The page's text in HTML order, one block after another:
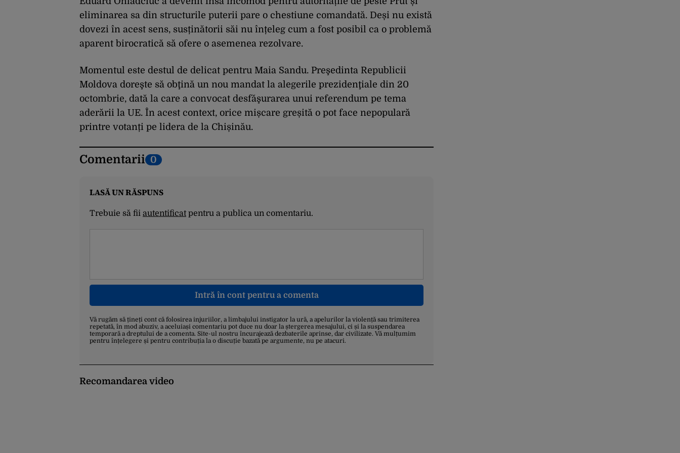
eliminarea sa din structurile puterii pare o chestiune comandată. Deși nu există
dovezi în acest sens, susținătorii săi nu înțeleg cum a fost posibil ca o problemă
aparent birocratică să ofere o asemenea rezolvare.
Momentul este destul de delicat pentru Maia Sandu. Preşedinta Republicii
Moldova doreşte să obţină un nou mandat la alegerile prezidenţiale din 20
octombrie, dată la care a convocat desfăşurarea unui referendum pe tema
aderării la UE. În acest context, orice mișcare greșită o pot face nepopulară
printre votanți pe lidera de la Chișinău.
Comentarii 0
LASĂ UN RĂSPUNS
Trebuie să fii autentificatpentru a publica un comentariu.
Intră în cont pentru a comenta
Vă rugăm să țineți cont că folosirea injuriilor, a limbajului instigator la ură, a apelurilor la violență sau trimiterea
repetată, în mod abuziv, a aceluiași comentariu pot duce nu doar la ștergerea mesajului, ci și la suspendarea
temporară a dreptului de a comenta. Site-ul nostru încurajează dezbaterile aprinse, dar civilizate. Vă mulțumim
pentru înțelegere și pentru contribuția la o discuție bazată pe argumente, nu pe atacuri.
Recomandarea video